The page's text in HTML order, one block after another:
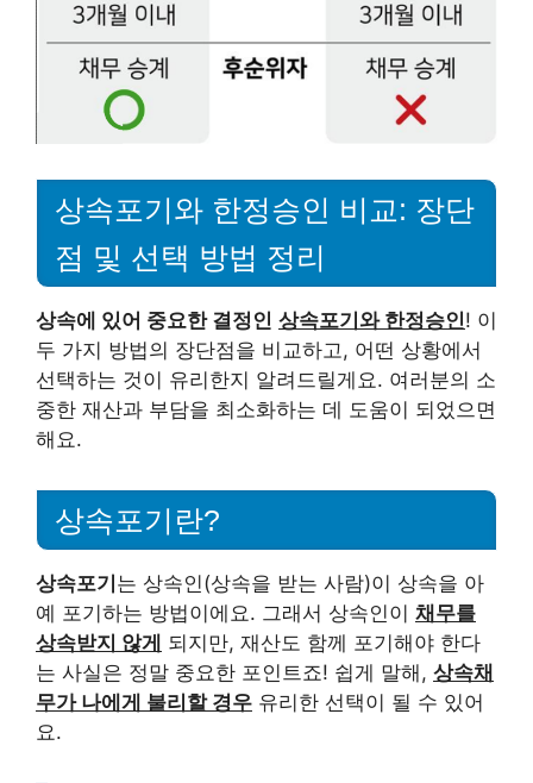
상속포기와 한정승인 비교: 장단
점 및 선택 방법 정리
상속에 있어 중요한 결정인 상속포기와 한정승인! 이
두 가지 방법의 장단점을 비교하고, 어떤 상황에서
선택하는 것이 유리한지 알려드릴게요. 여러분의 소
중한 재산과 부담을 최소화하는 데 도움이 되었으면
해요.
상속포기란?
상속포기는 상속인(상속을 받는 사람)이 상속을 아
예 포기하는 방법이에요. 그래서 상속인이 채무를
상속받지 않게 되지만, 재산도 함께 포기해야 한다
는 사실은 정말 중요한 포인트죠! 쉽게 말해, 상속채
무가 나에게 불리할 경우 유리한 선택이 될 수 있어
요.